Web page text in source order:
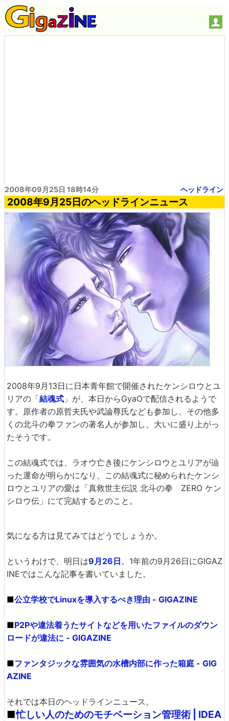
2008年09月25日 18時14分 ヘッドライン
2008年9月25日のヘッドラインニュース
2008年9月13日に日本青年館で開催されたケンシロウとユ
リアの「結魂式 」が、本日からGyaOで配信されるようで
す。原作者の原哲夫氏や武論尊氏なども参加し、その他多
くの北斗の拳ファンの著名人が参加し、大いに盛り上がっ
たそうです。
この結魂式では、ラオウ亡き後にケンシロウとユリアが辿
った運命が明らかになり、この結魂式に秘められたケンシ
ロウとユリアの愛は「真救世主伝説 北斗の拳 ZERO ケン
シロウ伝」にて完結するとのこと。
気になる方は見てみてはどうでしょうか。
というわけで、明日は9月26日。1年前の9月26日にGIGAZ
INEではこんな記事を書いていました。
■公立学校でLinuxを導入するべき理由 - GIGAZINE
■P2Pや違法着うたサイトなどを用いたファイルのダウン
ロードが違法に - GIGAZINE
■ファンタジックな雰囲気の水槽内部に作った箱庭 - GIG
AZINE
それでは本日のヘッドラインニュース。
■忙しい人のためのモチベーション管理術 | IDEA